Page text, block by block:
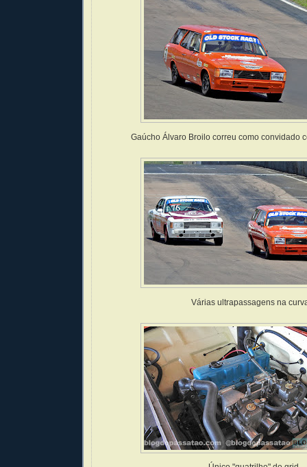
Gaúcho Álvaro Broilo correu como convidado
Várias ultrapassagens na